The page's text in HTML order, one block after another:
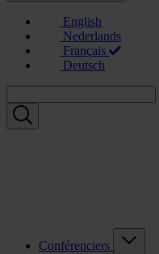
English
Nederlands
Français
Deutsch
Conférenciers